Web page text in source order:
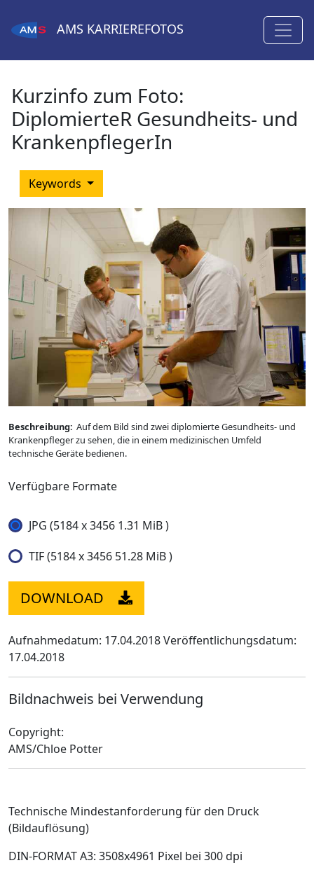
AMS KARRIEREFOTOS
Kurzinfo zum Foto:
DiplomierteR Gesundheits- und
KrankenpflegerIn
Keywords
Beschreibung: Auf dem Bild sind zwei diplomierte Gesundheits- und
Krankenpfleger zu sehen, die in einem medizinischen Umfeld
technische Geräte bedienen.
Verfügbare Formate
JPG (5184 x 3456 1.31 MiB )
TIF (5184 x 3456 51.28 MiB )
DOWNLOAD
Aufnahmedatum: 17.04.2018Veröffentlichungsdatum:
17.04.2018
Bildnachweis bei Verwendung
Copyright:
AMS/Chloe Potter
Technische Mindestanforderung für den Druck
(Bildauflösung)
DIN-FORMAT A3: 3508x4961 Pixel bei 300 dpi